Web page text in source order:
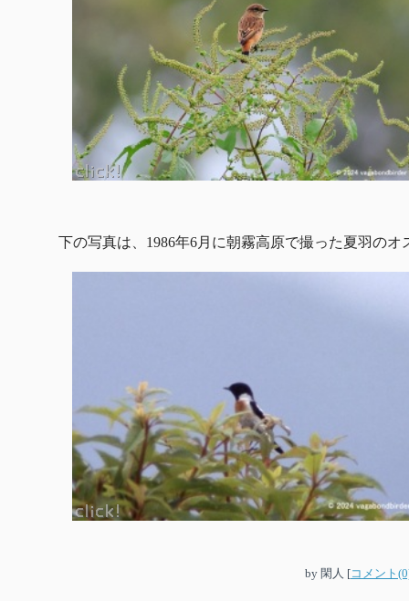
下の写真は、1986年6月に朝霧高原で撮った夏羽のオ
by 閑人 [コメント